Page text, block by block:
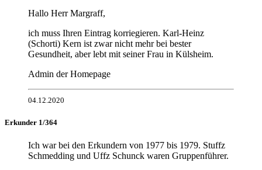
Hallo Herr Margraff,
ich muss Ihren Eintrag korriegieren. Karl-Heinz
(Schorti) Kern ist zwar nicht mehr bei bester
Gesundheit, aber lebt mit seiner Frau in Külsheim.
Admin der Homepage
04.12.2020
Erkunder 1/364
Ich war bei den Erkundern von 1977 bis 1979. Stuffz
Schmedding und Uffz Schunck waren Gruppenführer.